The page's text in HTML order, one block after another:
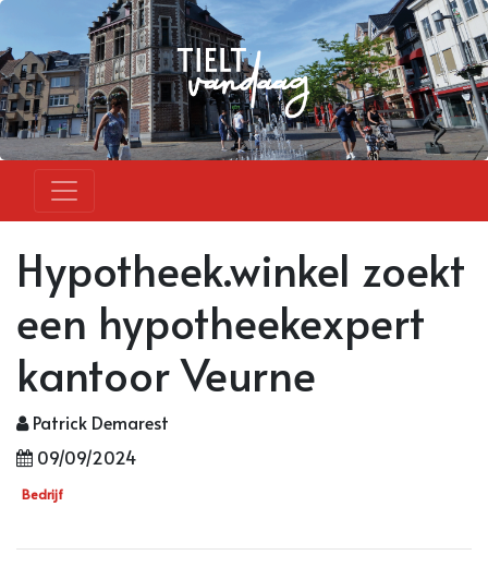
Hypotheek.winkel zoekt
een hypotheekexpert
kantoor Veurne
Patrick Demarest
09/09/2024
Bedrijf